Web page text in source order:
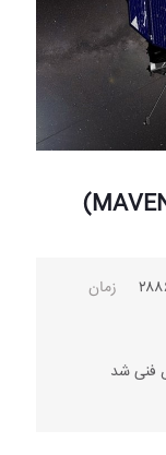
زمان